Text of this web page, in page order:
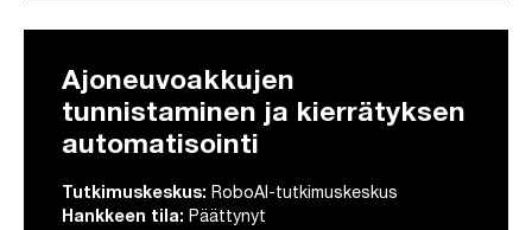
Ajoneuvoakkujen
tunnistaminen ja kierrätyksen
automatisointi
Tutkimuskeskus: RoboAI-tutkimuskeskus
Hankkeen tila: Päättynyt